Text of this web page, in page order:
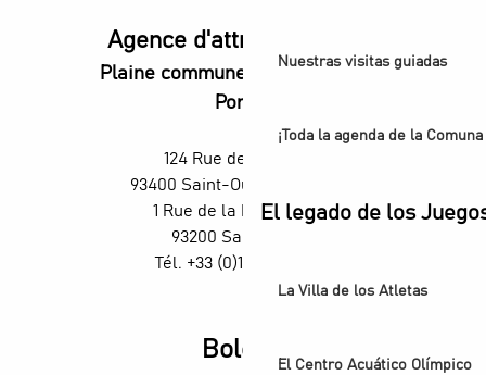
Nuestras visitas guiadas
¡Toda la agenda de la
El legado de los
La Villa de los Atletas
El Centro Acuático Olímpico
Agence d'attractivité POP
Plaine commune vous Ouvre ses
Portes
124 Rue des Rosiers,
93400 Saint-Ouen-sur-Seine
1 Rue de la République,
93200 Saint-Denis
Tél. +33 (0)1 55 870 870
Boletín